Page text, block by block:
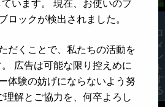
ト＆絞り込み検索
います。 現在、お使いのブ
ロックが検出されました。
だくことで、私たちの活動を
広告は可能な限り控えめに
体験の妨げにならないよう努
理解とご協力を、何卒よろし
コメントする